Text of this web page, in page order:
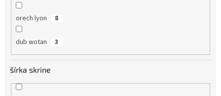
orech lyon 8
dub wotan 3
šírka skrine